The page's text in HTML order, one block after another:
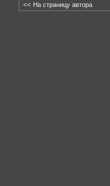
<< На страницу автора